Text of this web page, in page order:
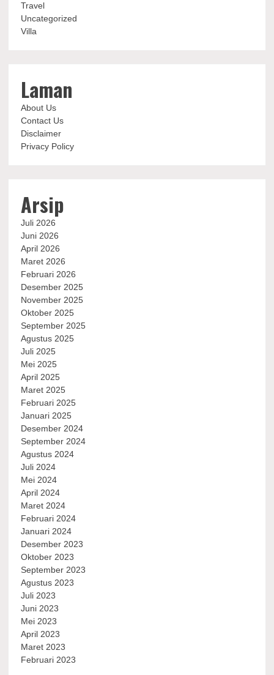
Travel
Uncategorized
Villa
Laman
About Us
Contact Us
Disclaimer
Privacy Policy
Arsip
Juli 2026
Juni 2026
April 2026
Maret 2026
Februari 2026
Desember 2025
November 2025
Oktober 2025
September 2025
Agustus 2025
Juli 2025
Mei 2025
April 2025
Maret 2025
Februari 2025
Januari 2025
Desember 2024
September 2024
Agustus 2024
Juli 2024
Mei 2024
April 2024
Maret 2024
Februari 2024
Januari 2024
Desember 2023
Oktober 2023
September 2023
Agustus 2023
Juli 2023
Juni 2023
Mei 2023
April 2023
Maret 2023
Februari 2023